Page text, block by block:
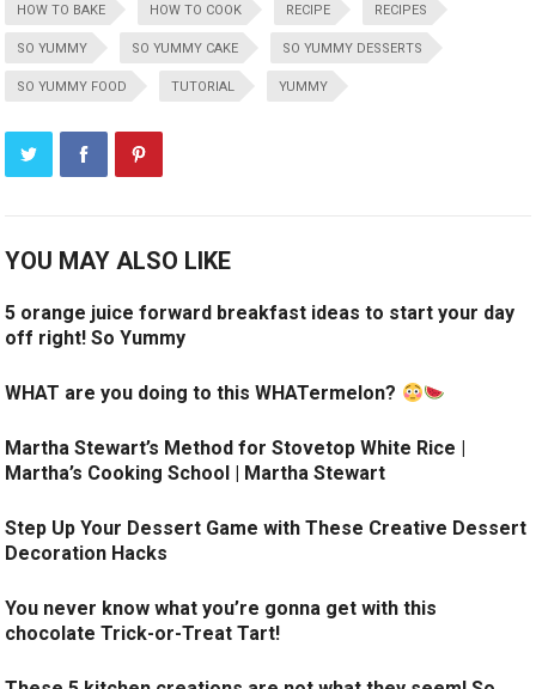
HOW TO BAKE HOW TO COOK RECIPE RECIPES
SO YUMMY SO YUMMY CAKE SO YUMMY DESSERTS
SO YUMMY FOOD TUTORIAL YUMMY
YOU MAY ALSO LIKE
5 orange juice forward breakfast ideas to start your day
off right! So Yummy
WHAT are you doing to this WHATermelon?
Martha Stewart’s Method for Stovetop White Rice |
Martha’s Cooking School | Martha Stewart
Step Up Your Dessert Game with These Creative Dessert
Decoration Hacks
You never know what you’re gonna get with this
chocolate Trick-or-Treat Tart!